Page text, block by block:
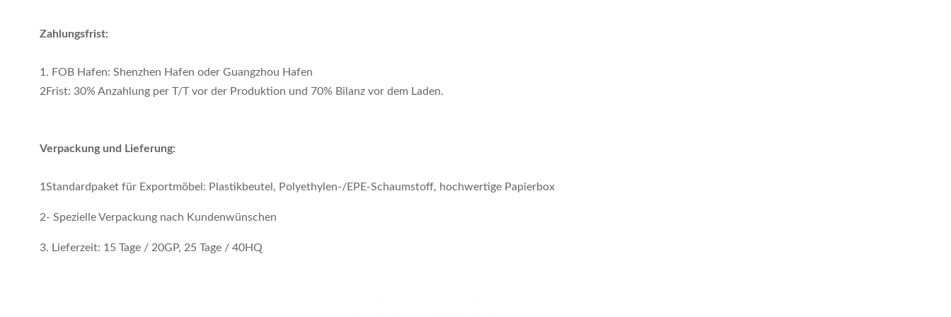
Zahlungsfrist:
1. FOB Hafen: Shenzhen Hafen oder Guangzhou Hafen
2Frist: 30% Anzahlung per T/T vor der Produktion und 70% Bilanz vor dem Laden.
Verpackung und Lieferung:
1Standardpaket für Exportmöbel: Plastikbeutel, Polyethylen-/EPE-Schaumstoff, hochwertige Papierbox
2- Spezielle Verpackung nach Kundenwünschen
3. Lieferzeit: 15 Tage / 20GP, 25 Tage / 40HQ